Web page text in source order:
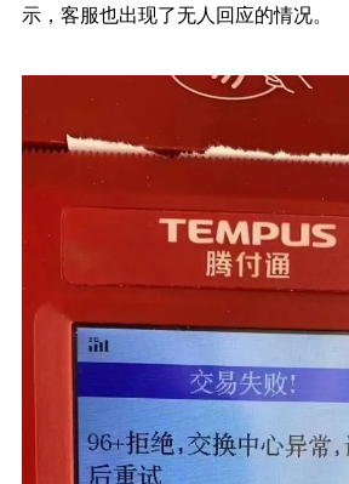
示，客服也出现了无人回应的情况。